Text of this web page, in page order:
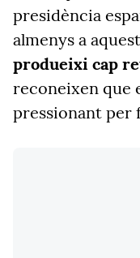
presidència
almenys a
produeixi cap
reconeixen que
pressionant per